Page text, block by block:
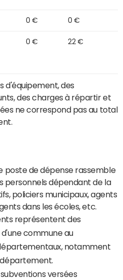
0 € 0 €
0 € 22 €
d'équipement, des
des charges à répartir et
ne correspond pas au total
poste de dépense rassemble
personnels dépendant de la
policiers municipaux, agents
dans les écoles, etc.
représentent des
commune au
notamment
versées